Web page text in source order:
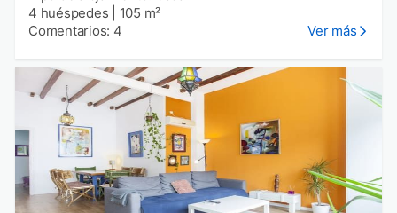
4 huéspedes
105 m²
Comentarios: 4
Ver más